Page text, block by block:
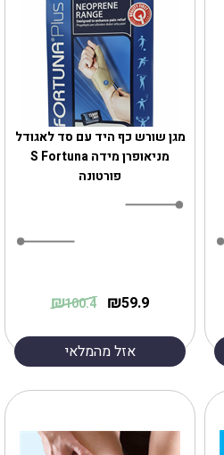
מגן שורש כף היד עם סד לאגודל
מניאופרן מידה S Fortuna
פורטונה
59.9
₪
100.4
₪
אזל מהמלאי